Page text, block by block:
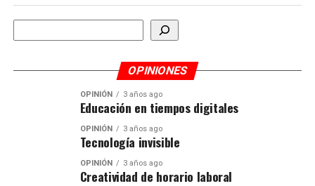
Buscar
OPINIONES
OPINIÓN 3 años ago
Educación en tiempos digitales
OPINIÓN 3 años ago
Tecnología invisible
OPINIÓN 3 años ago
Creatividad de horario laboral